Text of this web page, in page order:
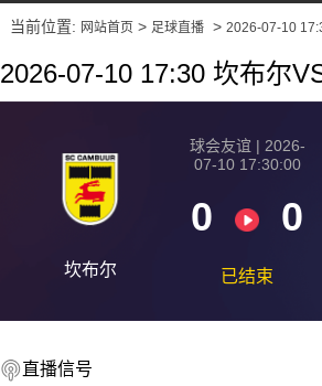
当前位置: 网站首页> 足球直播> 2026-07-10
2026-07-10 17:30 坎布尔
坎布尔
球会友谊 | 2026-
07-10 17:30:00
0 0
已结束
直播信号